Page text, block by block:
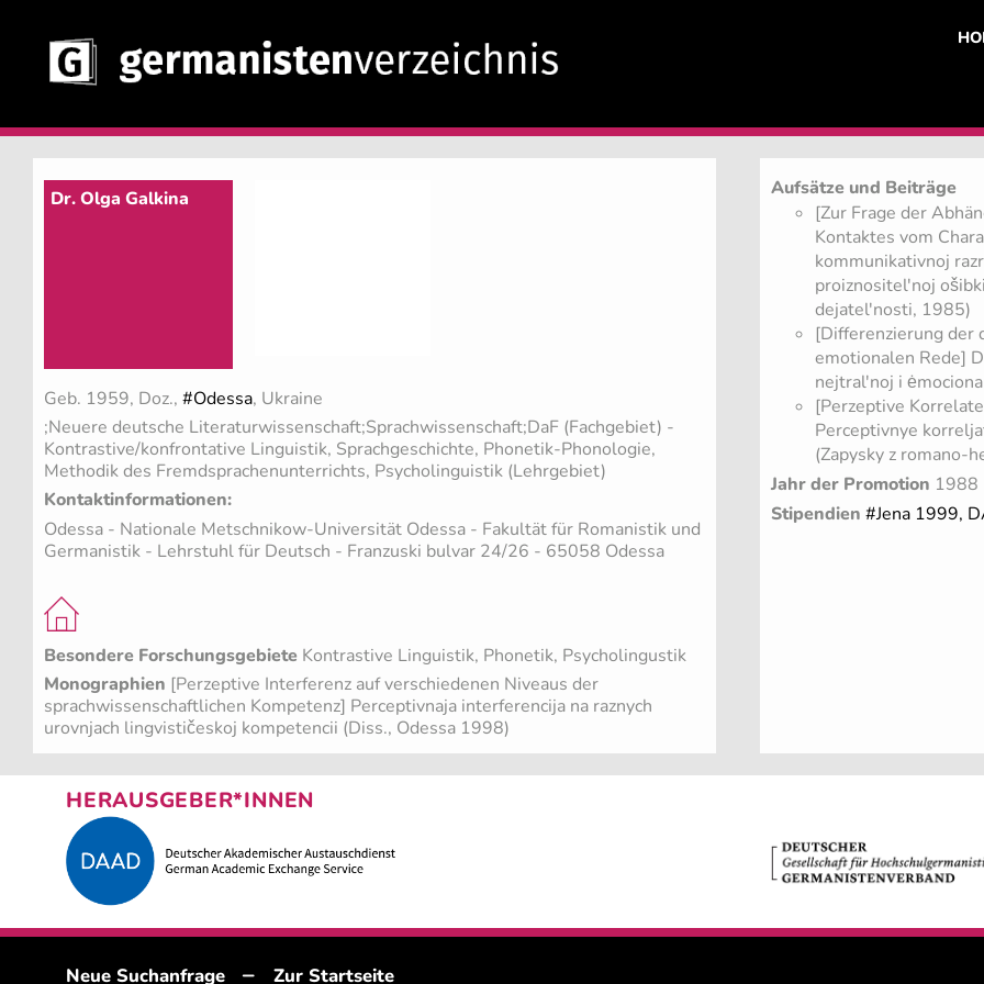
Dr. Olga Galkina
Geb. 1959, Doz., #Odessa, Ukraine
;Neuere deutsche Literaturwissenschaft;Sprachwissenschaft;DaF (Fachgebiet) -
Kontrastive/konfrontative Linguistik, Sprachgeschichte, Phonetik-Phonologie,
Methodik des Fremdsprachenunterrichts, Psycholinguistik (Lehrgebiet)
Kontaktinformationen:
Odessa - Nationale Metschnikow-Universität Odessa - Fakultät für Romanistik und
Germanistik - Lehrstuhl für Deutsch - Franzuski bulvar 24/26 - 65058 Odessa
Besondere Forschungsgebiete Kontrastive Linguistik, Phonetik, Psycholingustik
Monographien [Perzeptive Interferenz auf verschiedenen Niveaus der
sprachwissenschaftlichen Kompetenz] Perceptivnaja interferencija na raznych
urovnjach lingvističeskoj kompetencii (Diss., Odessa 1998)
Aufsätze und Beiträge
[Zur Frage der
Kontaktes vom
kommunikativnoj
proiznositel'noj
dejatel'nosti, 1985)
[Differenzierung der
emotionalen Rede]
nejtral'noj i
[Perzeptive
Perceptivnye
(Zapysky z romano-
Jahr der Promotion 1988
Stipendien #Jena 1999,
HERAUSGEBER*INNEN
Neue Suchanfrage – Zur Startseite